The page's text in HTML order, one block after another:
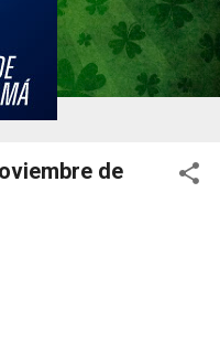
de